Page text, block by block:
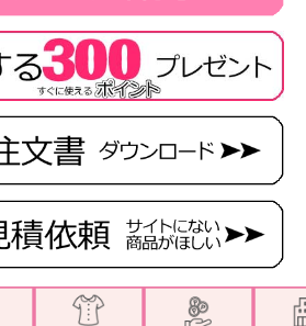
ル100％）